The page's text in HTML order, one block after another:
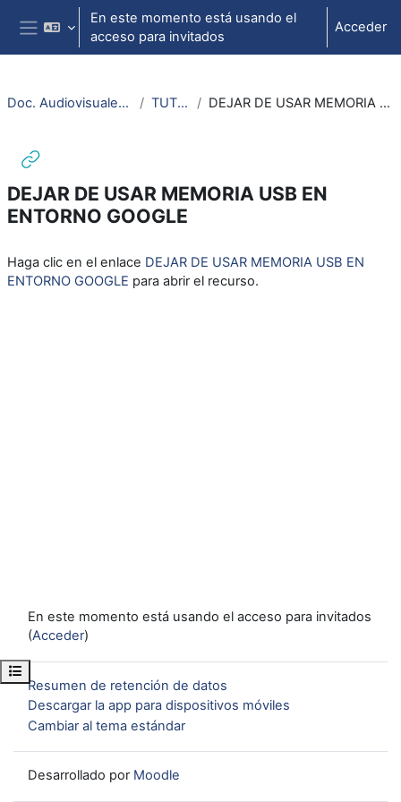
Salta al contenido principal
Panel lateral
En este momento está usando el
acceso para invitados
Acceder
Abrir índice del curso
Doc. Audiovisuales Veterinaria CCSS TUTORIALES DEJAR DE USAR MEMORIA USB EN ENTORNO GOOGLE
DEJAR DE USAR MEMORIA USB EN
ENTORNO GOOGLE
Haga clic en el enlace DEJAR DE USAR MEMORIA USB EN
ENTORNO GOOGLE para abrir el recurso.
En este momento está usando el acceso para invitados
(Acceder)
Resumen de retención de datos
Descargar la app para dispositivos móviles
Cambiar al tema estándar
Desarrollado por Moodle